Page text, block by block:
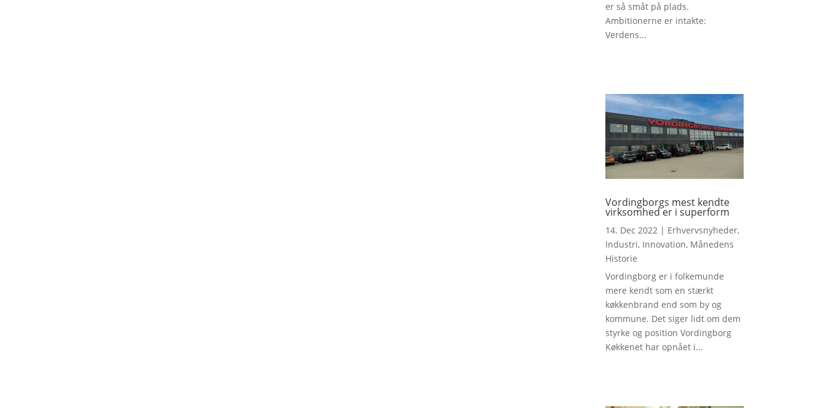
er så småt på plads.
Ambitionerne er intakte:
Verdens...
Vordingborgs mest kendte
virksomhed er i superform
14. Dec 2022 | Erhvervsnyheder,
Industri, Innovation, Månedens
Historie
Vordingborg er i folkemunde
mere kendt som en stærkt
køkkenbrand end som by og
kommune. Det siger lidt om dem
styrke og position Vordingborg
Køkkenet har opnået i...